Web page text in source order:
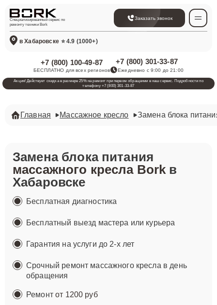
Специализированный сервис по
ремонту техники Bork
Заказать звонок
в Хабаровске ⭐ 4.9 (1000+)
+7 (800) 100-49-87
БЕСПЛАТНО для всех регионов
+7 (800) 301-33-87
Ежедневно с 9:00 до 21:00
Акция! Действует скидка в размере 25% на ремонт при первом обращении в наш сервис. Подробности по
телефону +7 (800) 301-33-87
Главная Массажное кресло Замена блока
Замена блока питания
массажного кресла Borkв
Хабаровске
Бесплатная диагностика
Бесплатный выезд мастера или курьера
Гарантия на услуги до 2-х лет
Срочный ремонт массажного кресла в день
обращения
Ремонтот 1200 руб